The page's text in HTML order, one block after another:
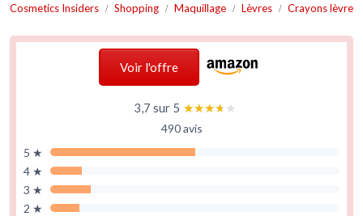
Cosmetics Insiders Shopping Maquillage Lèvres Crayons lèvres
Voir l'offre
3,7 sur 5 ★★★★★
★★★★★
490 avis
5 ★
4 ★
3 ★
2 ★